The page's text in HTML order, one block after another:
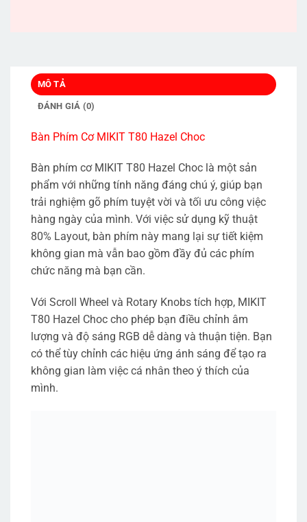
MÔ TẢ
ĐÁNH GIÁ (0)
Bàn Phím Cơ MIKIT T80 Hazel Choc
Bàn phím cơ MIKIT T80 Hazel Choc là một sản
phẩm với những tính năng đáng chú ý, giúp bạn
trải nghiệm gõ phím tuyệt vời và tối ưu công việc
hàng ngày của mình. Với việc sử dụng kỹ thuật
80% Layout, bàn phím này mang lại sự tiết kiệm
không gian mà vẫn bao gồm đầy đủ các phím
chức năng mà bạn cần.
Với Scroll Wheel và Rotary Knobs tích hợp, MIKIT
T80 Hazel Choc cho phép bạn điều chỉnh âm
lượng và độ sáng RGB dễ dàng và thuận tiện. Bạn
có thể tùy chỉnh các hiệu ứng ánh sáng để tạo ra
không gian làm việc cá nhân theo ý thích của
mình.